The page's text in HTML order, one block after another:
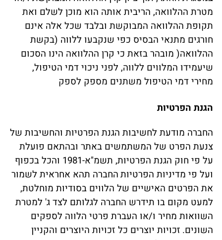
מטרת ההלוואה, הריבית אותה הוא מוכן לשלם ואת
תקופת ההלוואה המבוקשת ובלבד שכל אלה אינם
חורגים מתנאי הבסיס כפי שנקבעו ללווה (בקשת
ההלוואה( מובהר בזאת כי קרן ההלוואה הינו הסכום
שיעמידו המלווים ללווה, לפני ניכוי דמי הטיפול,
מחירי דמי הטיפול משתנים מספק לספק
הגנת הפרטיות
החברה מודעת לחשיבות הגנת הפרטיות והחשיבות של
צנעת הפרט של המשתמשים באתר ובהתאם פועלת
על פי חוק הגנת הפרטיות, תשמ"א-1981 והכל בכפוף
ועל פי מדיניות הפרטיותהחברה תהא אחראית לשמור
את הפרטים האישיים של הלווים בסודיות מוחלטת,
למעט מקום בו תידרש החברה לגלותם לצד ג' למטרת
השוואות מחיר ו/או העברת פרטי הלווה לספקים
השונים. זכויות יוצרים כל זכויות היוצרים והקניין